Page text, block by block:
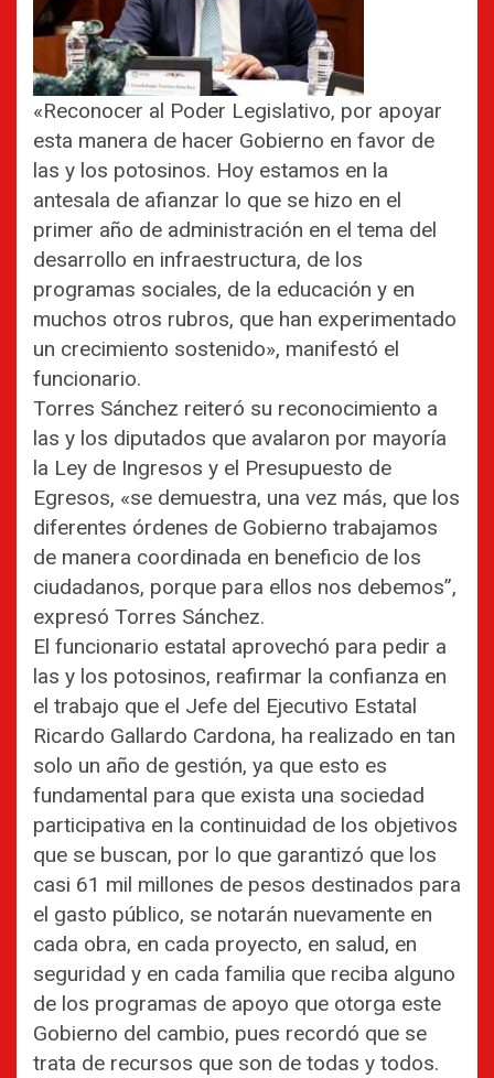
«Reconocer al Poder Legislativo, por apoyar
esta manera de hacer Gobierno en favor de
las y los potosinos. Hoy estamos en la
antesala de afianzar lo que se hizo en el
primer año de administración en el tema del
desarrollo en infraestructura, de los
programas sociales, de la educación y en
muchos otros rubros, que han experimentado
un crecimiento sostenido», manifestó el
funcionario.
Torres Sánchez reiteró su reconocimiento a
las y los diputados que avalaron por mayoría
la Ley de Ingresos y el Presupuesto de
Egresos, «se demuestra, una vez más, que los
diferentes órdenes de Gobierno trabajamos
de manera coordinada en beneficio de los
ciudadanos, porque para ellos nos debemos”,
expresó Torres Sánchez.
El funcionario estatal aprovechó para pedir a
las y los potosinos, reafirmar la confianza en
el trabajo que el Jefe del Ejecutivo Estatal
Ricardo Gallardo Cardona, ha realizado en tan
solo un año de gestión, ya que esto es
fundamental para que exista una sociedad
participativa en la continuidad de los objetivos
que se buscan, por lo que garantizó que los
casi 61 mil millones de pesos destinados para
el gasto público, se notarán nuevamente en
cada obra, en cada proyecto, en salud, en
seguridad y en cada familia que reciba alguno
de los programas de apoyo que otorga este
Gobierno del cambio, pues recordó que se
trata de recursos que son de todas y todos.